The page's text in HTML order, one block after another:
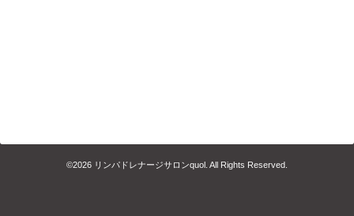
©2026 リンパドレナージサロンquol . All Rights Reserved.